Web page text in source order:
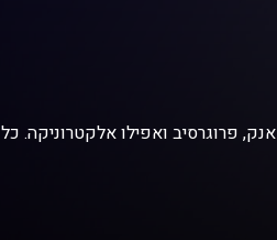
זיפים, מוזיקה מחוספסת של הופעות חיות. הרבה ג'אם, רוק, בלוז, bluegrass, ג'אז, Fאנק, פרוגרסיב ואפילו אלקטרוניקה. כל